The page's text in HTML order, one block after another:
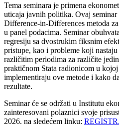
Tema seminara je primena
uticaja javnih politika. Ovaj
Difference-in-Differences metoda
u panel podacima. Seminar
regresiju sa dvostrukim fiksnim
pristupe, kao i probleme koji
različitim periodima za različite
praktičnom Stata radionicom u
implementiraju ove metode i kako
rezultate.
Seminar će se održati u Institutu
zainteresovani polaznici svoje
2026. na sledećem linku: